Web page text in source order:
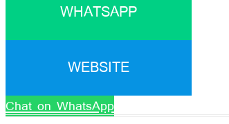
WHATSAPP
WEBSITE
Chat on WhatsApp